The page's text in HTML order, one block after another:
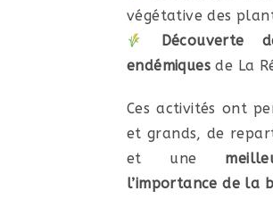
végétative des
Découverte
endémiques de La
Ces activités ont
et grands, de
et une
l’importance de la